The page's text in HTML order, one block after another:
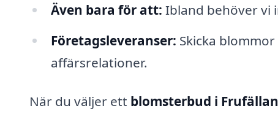
Även bara för att: Ibland behöver vi
Företagsleveranser: Skicka
affärsrelationer.
När du väljer ett blomsterbud i Frufällan